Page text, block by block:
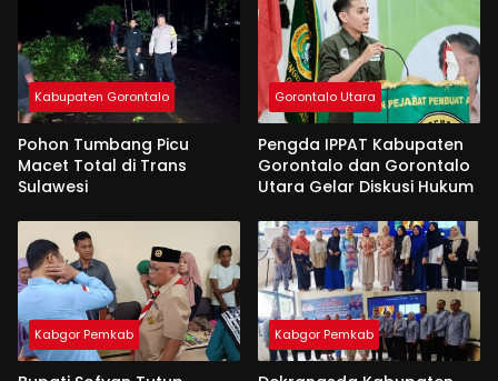
Kabupaten Gorontalo
Pohon Tumbang Picu
Macet Total di Trans
Sulawesi
Gorontalo Utara
Pengda IPPAT Kabupaten
Gorontalo dan Gorontalo
Utara Gelar Diskusi Hukum
Kabgor Pemkab Kabgor Pemkab